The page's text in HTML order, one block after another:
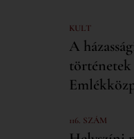
KULT
A
történetek
116. SZÁM